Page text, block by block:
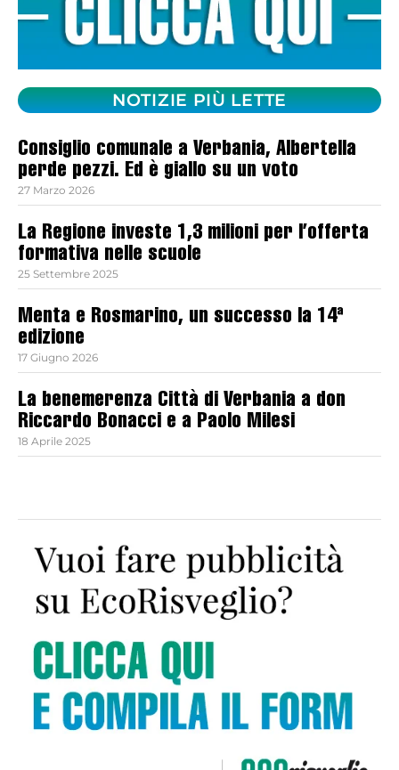
NOTIZIE PIÙ LETTE
Consiglio comunale a Verbania, Albertella
perde pezzi. Ed è giallo su un voto
27 Marzo 2026
La Regione investe 1,3 milioni per l’offerta
formativa nelle scuole
25 Settembre 2025
Menta e Rosmarino, un successo la 14ª
edizione
17 Giugno 2026
La benemerenza Città di Verbania a don
Riccardo Bonacci e a Paolo Milesi
18 Aprile 2025